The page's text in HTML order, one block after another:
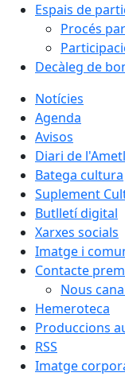
Espais de
Procés
Decàleg de
Notícies
Agenda
Avisos
Diari de
Batega cultura
Suplement
Butlletí digital
Xarxes socials
Imatge i
Contacte
Nous
Hemeroteca
Produccions
RSS
Imatge